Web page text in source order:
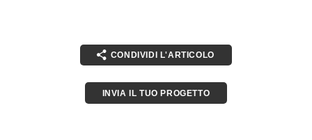
CONDIVIDI L'ARTICOLO
INVIA IL TUO PROGETTO